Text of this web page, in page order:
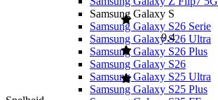
Samsung Galaxy S
Samsung Galaxy S26 Serie
Samsung Galaxy S26 Ultra
Samsung Galaxy S26 Plus
Samsung Galaxy S26
Samsung Galaxy S25 Ultra
Samsung Galaxy S25 Plus
9,4